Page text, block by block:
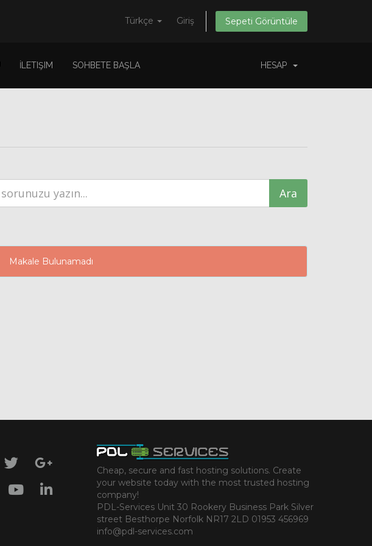
Türkçe Giriş Sepeti Görüntüle
İLETIŞIM SOHBETE BAŞLA HESAP
Makale Bulunamadı
Cheap, secure and fast hosting solutions. Create
your website today with the most trusted hosting
company!
PDL-Services Unit 30 Rookery Business Park Silver
street Besthorpe Norfolk NR17 2LD 01953 456969
info@pdl-services.com